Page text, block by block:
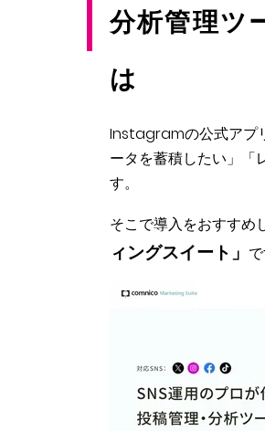
分析管理ツ
は
Instagramの公式アプ
ータを蓄積したい」「
す。
そこで導入をおすすめ
ィングスイート」 で